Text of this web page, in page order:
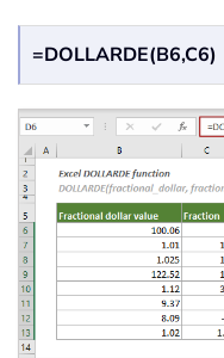
=DOLLARDE(B6,C6)